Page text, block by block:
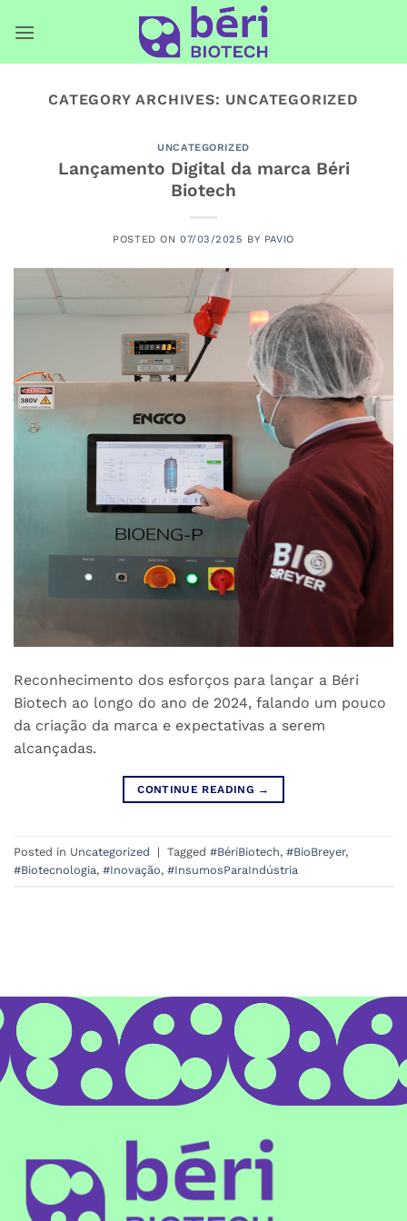
CATEGORY ARCHIVES: UNCATEGORIZED
UNCATEGORIZED
Lançamento Digital da marca Béri
Biotech
POSTED ON 07/03/2025 BY PAVIO
Reconhecimento dos esforços para lançar a Béri
Biotech ao longo do ano de 2024, falando um pouco
da criação da marca e expectativas a serem
alcançadas.
CONTINUE READING →
Posted in Uncategorized | Tagged #BériBiotech, #BioBreyer,
#Biotecnologia, #Inovação, #InsumosParaIndústria